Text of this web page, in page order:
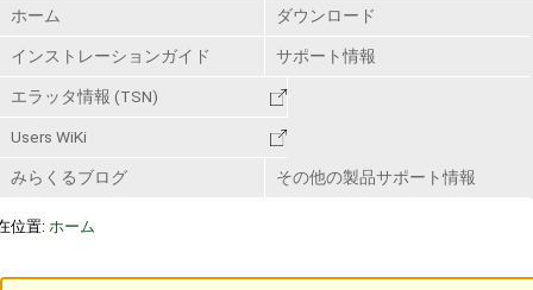
ホーム ダウンロード
インストレーションガイド サポート情報
エラッタ情報 (TSN)
Users WiKi
みらくるブログ その他の製品サポート情報
位置: ホーム